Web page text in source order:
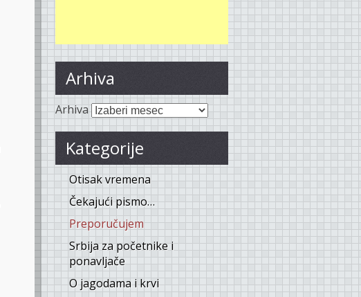
Arhiva
Arhiva
Kategorije
Otisak vremena
Čekajući pismo…
Preporučujem
Srbija za početnike i
ponavljače
O jagodama i krvi